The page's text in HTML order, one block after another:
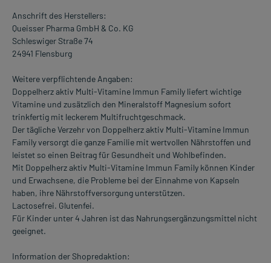
Anschrift des Herstellers:
Queisser Pharma GmbH & Co. KG
Schleswiger Straße 74
24941 Flensburg
Weitere verpflichtende Angaben:
Doppelherz aktiv Multi-Vitamine Immun Family liefert wichtige
Vitamine und zusätzlich den Mineralstoff Magnesium sofort
trinkfertig mit leckerem Multifruchtgeschmack.
Der tägliche Verzehr von Doppelherz aktiv Multi-Vitamine Immun
Family versorgt die ganze Familie mit wertvollen Nährstoffen und
leistet so einen Beitrag für Gesundheit und Wohlbefinden.
Mit Doppelherz aktiv Multi-Vitamine Immun Family können Kinder
und Erwachsene, die Probleme bei der Einnahme von Kapseln
haben, ihre Nährstoffversorgung unterstützen.
Lactosefrei. Glutenfei.
Für Kinder unter 4 Jahren ist das Nahrungsergänzungsmittel nicht
geeignet.
Information der Shopredaktion: